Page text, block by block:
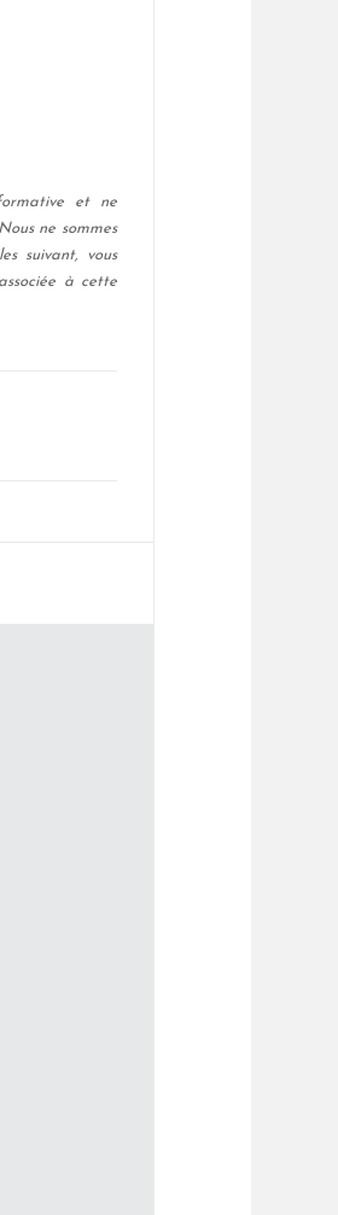
et ne
ne sommes
suivant, vous
à cette